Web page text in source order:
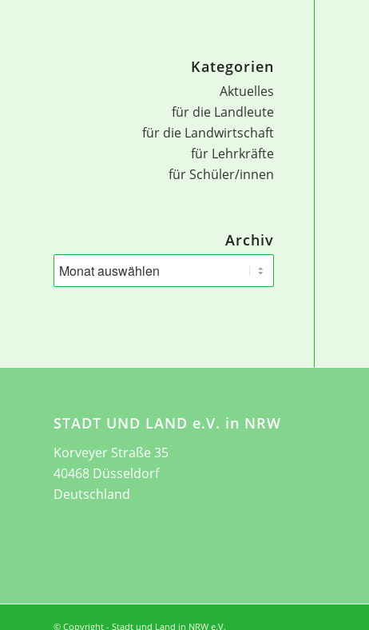
Kategorien
Aktuelles
für die Landleute
für die Landwirtschaft
für Lehrkräfte
für Schüler/innen
Archiv
STADT UND LAND e.V. in NRW
Korveyer Straße 35
40468 Düsseldorf
Deutschland
© Copyright - Stadt und Land in NRW e.V.